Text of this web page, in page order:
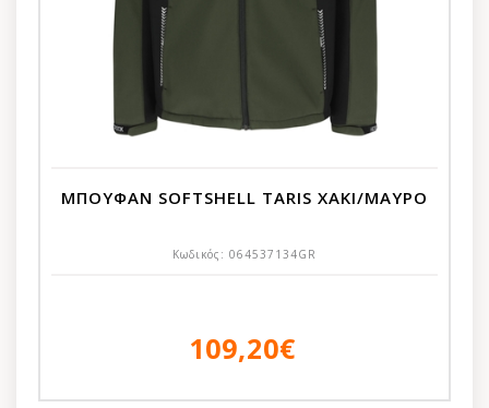
ΜΠΟΥΦΑΝ SOFTSHELL TARIS ΧΑΚΙ/ΜΑΥΡΟ
Κωδικός: 064537134GR
109,20€